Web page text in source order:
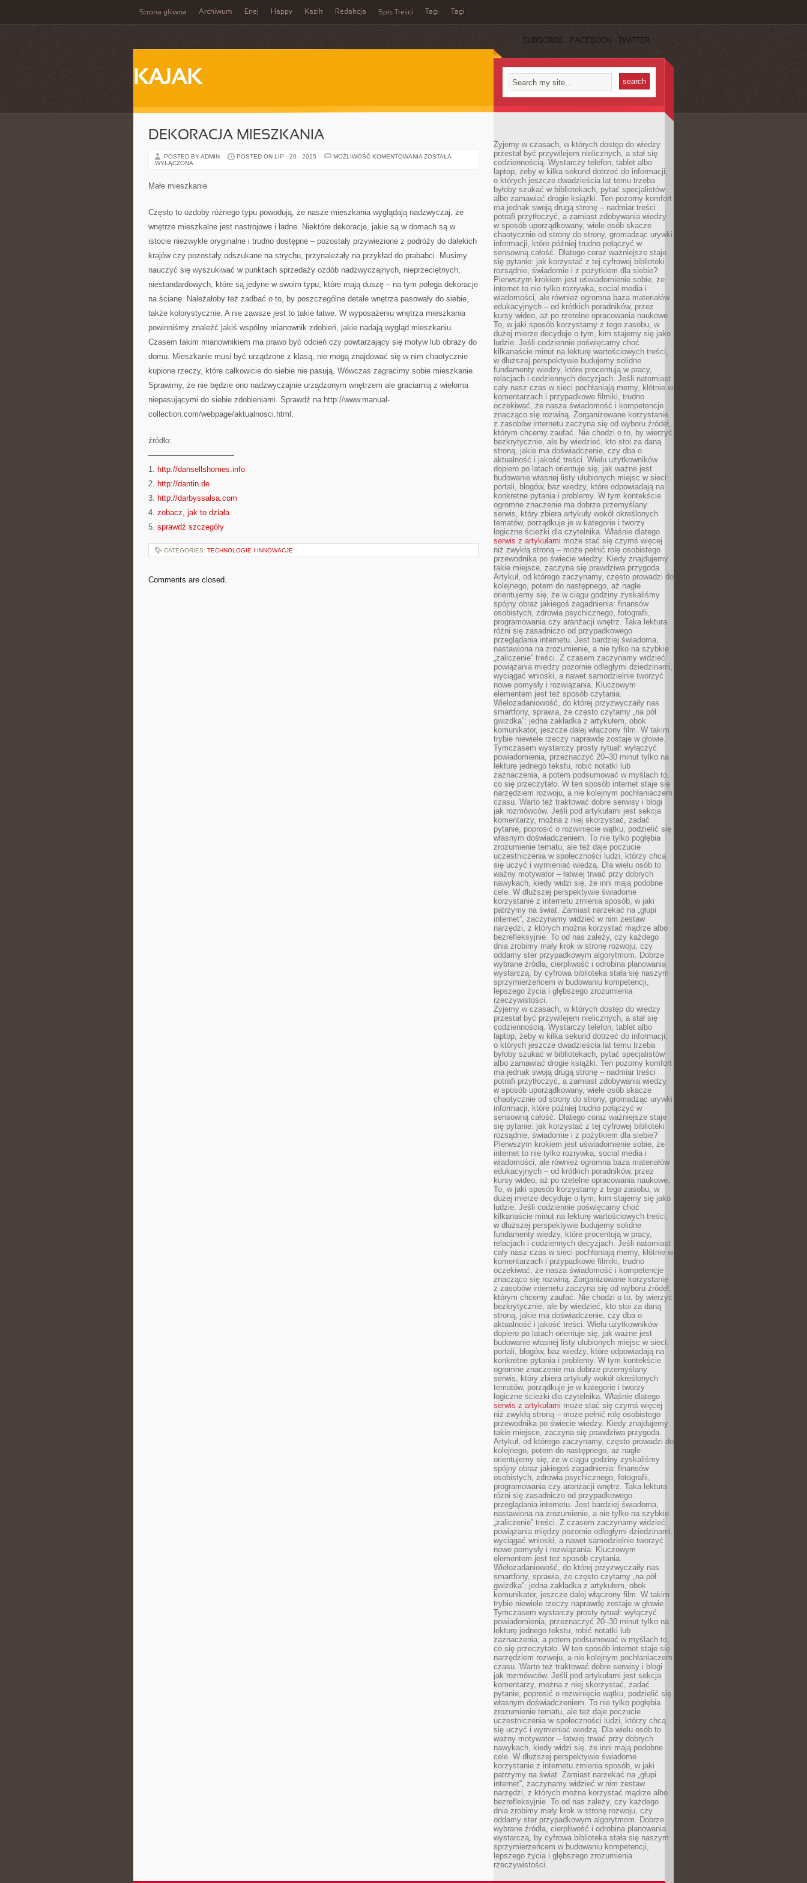
Strona główna Archiwum Enej Happy Kazik Redakcja Spis Treści Tagi Tagi
SUBSCRIBE FACEBOOK TWITTER
KAJAK
DEKORACJA MIESZKANIA
POSTED BY ADMIN POSTED ON LIP - 20 - 2025 MOŻLIWOŚĆ KOMENTOWANIA DEKORACJA
ZOSTAŁA
WYŁĄCZONA
Małe mieszkanie
Często to ozdoby różnego typu powodują, że nasze mieszkania wyglądają nadzwyczaj, że
wnętrze mieszkalne jest nastrojowe i ładne. Niektóre dekoracje, jakie są w domach są w
istocie niezwykle oryginalne i trudno dostępne – pozostały przywiezione z podróży do dalekich
krajów czy pozostały odszukane na strychu, przynależały na przykład do prababci. Musimy
nauczyć się wyszukiwać w punktach sprzedaży ozdób nadzwyczajnych, nieprzeciętnych,
niestandardowych, które są jedyne w swoim typu, które mają duszę – na tym polega dekoracje
na ścianę. Należałoby też zadbać o to, by poszczególne detale wnętrza pasowały do siebie,
także kolorystycznie. A nie zawsze jest to takie łatwe. W wyposażeniu wnętrza mieszkania
powinniśmy znaleźć jakiś wspólny mianownik zdobień, jakie nadają wygląd mieszkaniu.
Czasem takim mianownikiem ma prawo być odcień czy powtarzający się motyw lub obrazy do
domu. Mieszkanie musi być urządzone z klasą, nie mogą znajdować się w nim chaotycznie
kupione rzeczy, które całkowicie do siebie nie pasują. Wówczas zagracimy sobie mieszkanie.
Sprawimy, że nie będzie ono nadzwyczajnie urządzonym wnętrzem ale graciarnią z wieloma
niepasującymi do siebie zdobieniami. Sprawdź na http://www.manual-
collection.com/webpage/aktualnosci.html.
źródło:
———————————
1. http://dansellshomes.info
2. http://dantin.de
3. http://darbyssalsa.com
4. zobacz, jak to działa
5. sprawdź szczegóły
CATEGORIES: TECHNOLOGIE I INNOWACJE
Comments are closed.
Żyjemy w czasach, w których dostęp do wiedzy
przestał być przywilejem nielicznych, a stał się
codziennością. Wystarczy telefon, tablet albo
laptop, żeby w kilka sekund dotrzeć do informacji,
o których jeszcze dwadzieścia lat temu trzeba
byłoby szukać w bibliotekach, pytać specjalistów
albo zamawiać drogie książki. Ten pozorny komfort
ma jednak swoją drugą stronę – nadmiar treści
potrafi przytłoczyć, a zamiast zdobywania wiedzy
w sposób uporządkowany, wiele osób skacze
chaotycznie od strony do strony, gromadząc urywki
informacji, które później trudno połączyć w
sensowną całość. Dlatego coraz ważniejsze staje
się pytanie: jak korzystać z tej cyfrowej biblioteki
rozsądnie, świadomie i z pożytkiem dla siebie?
Pierwszym krokiem jest uświadomienie sobie, że
internet to nie tylko rozrywka, social media i
wiadomości, ale również ogromna baza materiałów
edukacyjnych – od krótkich poradników, przez
kursy wideo, aż po rzetelne opracowania naukowe.
To, w jaki sposób korzystamy z tego zasobu, w
dużej mierze decyduje o tym, kim stajemy się jako
ludzie. Jeśli codziennie poświęcamy choć
kilkanaście minut na lekturę wartościowych treści,
w dłuższej perspektywie budujemy solidne
fundamenty wiedzy, które procentują w pracy,
relacjach i codziennych decyzjach. Jeśli natomiast
cały nasz czas w sieci pochłaniają memy, kłótnie w
komentarzach i przypadkowe filmiki, trudno
oczekiwać, że nasza świadomość i kompetencje
znacząco się rozwiną. Zorganizowane korzystanie
z zasobów internetu zaczyna się od wyboru źródeł,
którym chcemy zaufać. Nie chodzi o to, by wierzyć
bezkrytycznie, ale by wiedzieć, kto stoi za daną
stroną, jakie ma doświadczenie, czy dba o
aktualność i jakość treści. Wielu użytkowników
dopiero po latach orientuje się, jak ważne jest
budowanie własnej listy ulubionych miejsc w sieci:
portali, blogów, baz wiedzy, które odpowiadają na
konkretne pytania i problemy. W tym kontekście
ogromne znaczenie ma dobrze przemyślany
serwis, który zbiera artykuły wokół określonych
tematów, porządkuje je w kategorie i tworzy
logiczne ścieżki dla czytelnika. Właśnie dlatego
serwis z artykułami może stać się czymś więcej
niż zwykłą stroną – może pełnić rolę osobistego
przewodnika po świecie wiedzy. Kiedy znajdujemy
takie miejsce, zaczyna się prawdziwa przygoda.
Artykuł, od którego zaczynamy, często prowadzi do
kolejnego, potem do następnego, aż nagle
orientujemy się, że w ciągu godziny zyskaliśmy
spójny obraz jakiegoś zagadnienia: finansów
osobistych, zdrowia psychicznego, fotografii,
programowania czy aranżacji wnętrz. Taka lektura
różni się zasadniczo od przypadkowego
przeglądania internetu. Jest bardziej świadoma,
nastawiona na zrozumienie, a nie tylko na szybkie
„zaliczenie” treści. Z czasem zaczynamy widzieć
powiązania między pozornie odległymi dziedzinami,
wyciągać wnioski, a nawet samodzielnie tworzyć
nowe pomysły i rozwiązania. Kluczowym
elementem jest też sposób czytania.
Wielozadaniowość, do której przyzwyczaiły nas
smartfony, sprawia, że często czytamy „na pół
gwizdka”: jedna zakładka z artykułem, obok
komunikator, jeszcze dalej włączony film. W takim
trybie niewiele rzeczy naprawdę zostaje w głowie.
Tymczasem wystarczy prosty rytuał: wyłączyć
powiadomienia, przeznaczyć 20–30 minut tylko na
lekturę jednego tekstu, robić notatki lub
zaznaczenia, a potem podsumować w myślach to,
co się przeczytało. W ten sposób internet staje się
narzędziem rozwoju, a nie kolejnym pochłaniaczem
czasu. Warto też traktować dobre serwisy i blogi
jak rozmówców. Jeśli pod artykułami jest sekcja
komentarzy, można z niej skorzystać, zadać
pytanie, poprosić o rozwinięcie wątku, podzielić się
własnym doświadczeniem. To nie tylko pogłębia
zrozumienie tematu, ale też daje poczucie
uczestniczenia w społeczności ludzi, którzy chcą
się uczyć i wymieniać wiedzą. Dla wielu osób to
ważny motywator – łatwiej trwać przy dobrych
nawykach, kiedy widzi się, że inni mają podobne
cele. W dłuższej perspektywie świadome
korzystanie z internetu zmienia sposób, w jaki
patrzymy na świat. Zamiast narzekać na „głupi
internet”, zaczynamy widzieć w nim zestaw
narzędzi, z których można korzystać mądrze albo
bezrefleksyjnie. To od nas zależy, czy każdego
dnia zrobimy mały krok w stronę rozwoju, czy
oddamy ster przypadkowym algorytmom. Dobrze
wybrane źródła, cierpliwość i odrobina planowania
wystarczą, by cyfrowa biblioteka stała się naszym
sprzymierzeńcem w budowaniu kompetencji,
lepszego życia i głębszego zrozumienia
rzeczywistości.
Żyjemy w czasach, w których dostęp do wiedzy
przestał być przywilejem nielicznych, a stał się
codziennością. Wystarczy telefon, tablet albo
laptop, żeby w kilka sekund dotrzeć do informacji,
o których jeszcze dwadzieścia lat temu trzeba
byłoby szukać w bibliotekach, pytać specjalistów
albo zamawiać drogie książki. Ten pozorny komfort
ma jednak swoją drugą stronę – nadmiar treści
potrafi przytłoczyć, a zamiast zdobywania wiedzy
w sposób uporządkowany, wiele osób skacze
chaotycznie od strony do strony, gromadząc urywki
informacji, które później trudno połączyć w
sensowną całość. Dlatego coraz ważniejsze staje
się pytanie: jak korzystać z tej cyfrowej biblioteki
rozsądnie, świadomie i z pożytkiem dla siebie?
Pierwszym krokiem jest uświadomienie sobie, że
internet to nie tylko rozrywka, social media i
wiadomości, ale również ogromna baza materiałów
edukacyjnych – od krótkich poradników, przez
kursy wideo, aż po rzetelne opracowania naukowe.
To, w jaki sposób korzystamy z tego zasobu, w
dużej mierze decyduje o tym, kim stajemy się jako
ludzie. Jeśli codziennie poświęcamy choć
kilkanaście minut na lekturę wartościowych treści,
w dłuższej perspektywie budujemy solidne
fundamenty wiedzy, które procentują w pracy,
relacjach i codziennych decyzjach. Jeśli natomiast
cały nasz czas w sieci pochłaniają memy, kłótnie w
komentarzach i przypadkowe filmiki, trudno
oczekiwać, że nasza świadomość i kompetencje
znacząco się rozwiną. Zorganizowane korzystanie
z zasobów internetu zaczyna się od wyboru źródeł,
którym chcemy zaufać. Nie chodzi o to, by wierzyć
bezkrytycznie, ale by wiedzieć, kto stoi za daną
stroną, jakie ma doświadczenie, czy dba o
aktualność i jakość treści. Wielu użytkowników
dopiero po latach orientuje się, jak ważne jest
budowanie własnej listy ulubionych miejsc w sieci:
portali, blogów, baz wiedzy, które odpowiadają na
konkretne pytania i problemy. W tym kontekście
ogromne znaczenie ma dobrze przemyślany
serwis, który zbiera artykuły wokół określonych
tematów, porządkuje je w kategorie i tworzy
logiczne ścieżki dla czytelnika. Właśnie dlatego
serwis z artykułami może stać się czymś więcej
niż zwykłą stroną – może pełnić rolę osobistego
przewodnika po świecie wiedzy. Kiedy znajdujemy
takie miejsce, zaczyna się prawdziwa przygoda.
Artykuł, od którego zaczynamy, często prowadzi do
kolejnego, potem do następnego, aż nagle
orientujemy się, że w ciągu godziny zyskaliśmy
spójny obraz jakiegoś zagadnienia: finansów
osobistych, zdrowia psychicznego, fotografii,
programowania czy aranżacji wnętrz. Taka lektura
różni się zasadniczo od przypadkowego
przeglądania internetu. Jest bardziej świadoma,
nastawiona na zrozumienie, a nie tylko na szybkie
„zaliczenie” treści. Z czasem zaczynamy widzieć
powiązania między pozornie odległymi dziedzinami,
wyciągać wnioski, a nawet samodzielnie tworzyć
nowe pomysły i rozwiązania. Kluczowym
elementem jest też sposób czytania.
Wielozadaniowość, do której przyzwyczaiły nas
smartfony, sprawia, że często czytamy „na pół
gwizdka”: jedna zakładka z artykułem, obok
komunikator, jeszcze dalej włączony film. W takim
trybie niewiele rzeczy naprawdę zostaje w głowie.
Tymczasem wystarczy prosty rytuał: wyłączyć
powiadomienia, przeznaczyć 20–30 minut tylko na
lekturę jednego tekstu, robić notatki lub
zaznaczenia, a potem podsumować w myślach to,
co się przeczytało. W ten sposób internet staje się
narzędziem rozwoju, a nie kolejnym pochłaniaczem
czasu. Warto też traktować dobre serwisy i blogi
jak rozmówców. Jeśli pod artykułami jest sekcja
komentarzy, można z niej skorzystać, zadać
pytanie, poprosić o rozwinięcie wątku, podzielić się
własnym doświadczeniem. To nie tylko pogłębia
zrozumienie tematu, ale też daje poczucie
uczestniczenia w społeczności ludzi, którzy chcą
się uczyć i wymieniać wiedzą. Dla wielu osób to
ważny motywator – łatwiej trwać przy dobrych
nawykach, kiedy widzi się, że inni mają podobne
cele. W dłuższej perspektywie świadome
korzystanie z internetu zmienia sposób, w jaki
patrzymy na świat. Zamiast narzekać na „głupi
internet”, zaczynamy widzieć w nim zestaw
narzędzi, z których można korzystać mądrze albo
bezrefleksyjnie. To od nas zależy, czy każdego
dnia zrobimy mały krok w stronę rozwoju, czy
oddamy ster przypadkowym algorytmom. Dobrze
wybrane źródła, cierpliwość i odrobina planowania
wystarczą, by cyfrowa biblioteka stała się naszym
sprzymierzeńcem w budowaniu kompetencji,
lepszego życia i głębszego zrozumienia
rzeczywistości.